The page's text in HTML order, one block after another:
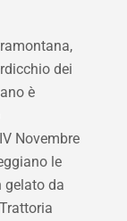
dei
è
Novembre
le
gelato da